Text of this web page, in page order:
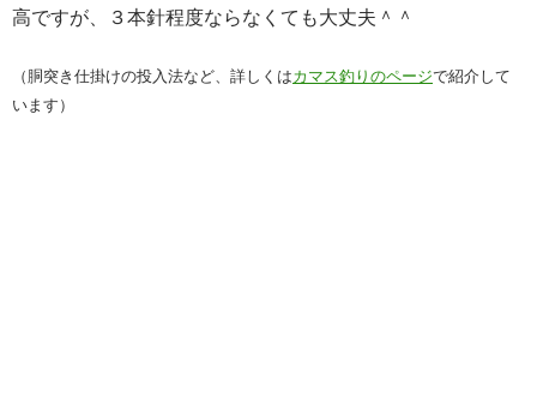
高ですが、３本針程度ならなくても大丈夫＾＾
（胴突き仕掛けの投入法など、詳しくはカマス釣りのページで紹介して
います）